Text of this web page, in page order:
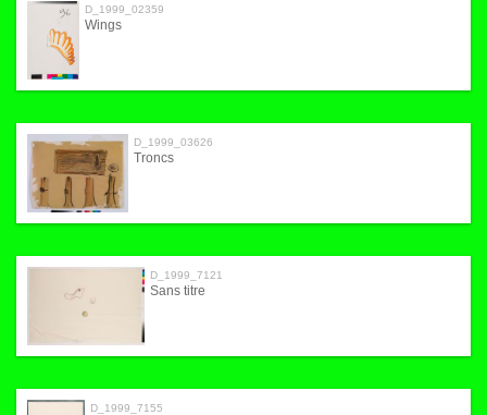
D_1999_02359
Wings
D_1999_03626
Troncs
D_1999_7121
Sans titre
D_1999_7155